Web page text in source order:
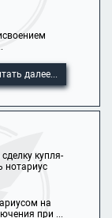
далее...
купля-
нотариус
на
при ...